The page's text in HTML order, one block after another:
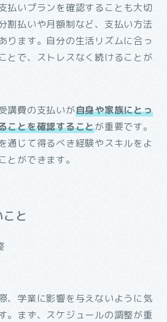
払いプランを確認することも大切
割払いや月額制など、支払い方法
ります。自分の生活リズムに合っ
とで、ストレスなく続けることが
講費の支払いが自身や家族にとっ
ことを確認することが重要です。
通じて得るべき経験やスキルをよ
とができます。
と
、学業に影響を与えないように気
。まず、スケジュールの調整が重